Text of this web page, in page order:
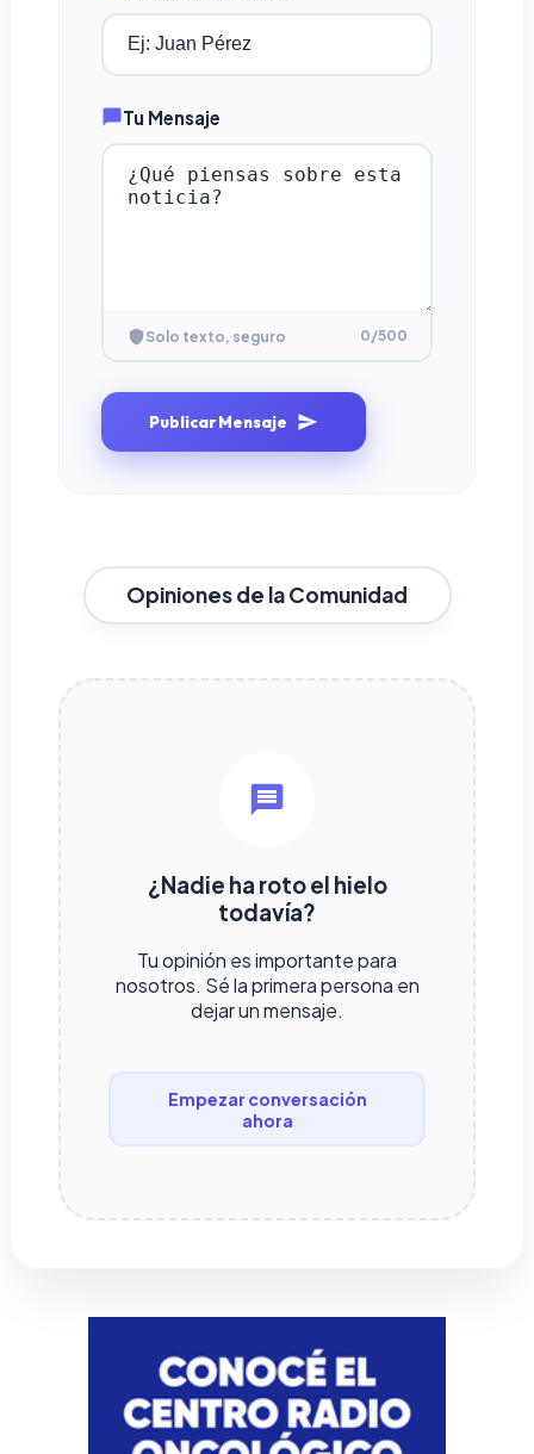
Tu Mensaje
Solo texto, seguro 0/500
Publicar Mensaje
Opiniones de la Comunidad
¿Nadie ha roto el hielo
todavía?
Tu opinión es importante para
nosotros. Sé la primera persona en
dejar un mensaje.
Empezar conversación
ahora